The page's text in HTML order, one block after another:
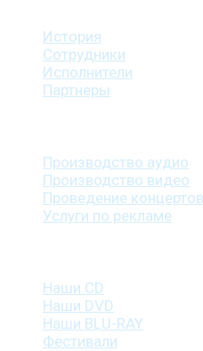
История
Сотрудники
Исполнители
Партнеры
Производство аудио
Производство видео
Проведение концертов
Услуги по рекламе
Наши CD
Наши DVD
Наши BLU-RAY
Фестивали